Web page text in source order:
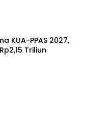
KUA-PPAS 2027,
Triliun